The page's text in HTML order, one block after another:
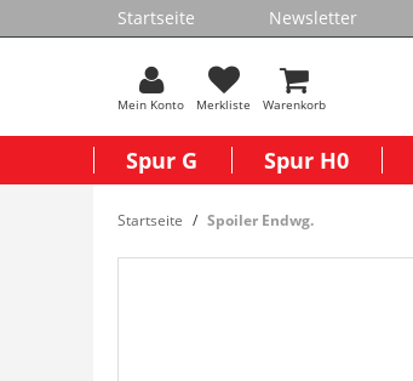
Startseite Newsletter
Mein Konto Merkliste Warenkorb
Spur G Spur H0
Startseite Spoiler Endwg.